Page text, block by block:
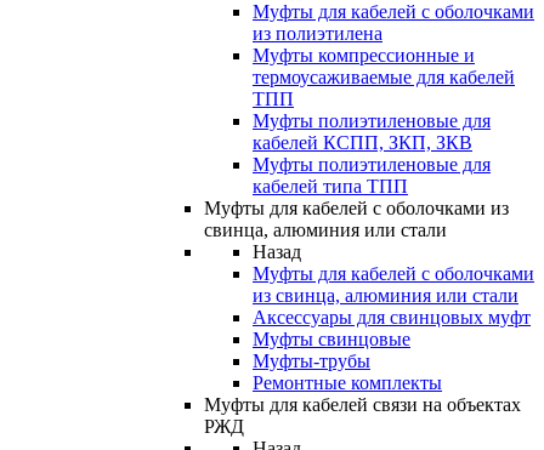
Муфты для кабелей с оболочками
из полиэтилена
Муфты компрессионные и
термоусаживаемые для кабелей
ТПП
Муфты полиэтиленовые для
кабелей КСПП, ЗКП, ЗКВ
Муфты полиэтиленовые для
кабелей типа ТПП
Муфты для кабелей с оболочками из
свинца, алюминия или стали
Назад
Муфты для кабелей с оболочками
из свинца, алюминия или стали
Аксессуары для свинцовых муфт
Муфты свинцовые
Муфты-трубы
Ремонтные комплекты
Муфты для кабелей связи на объектах
РЖД